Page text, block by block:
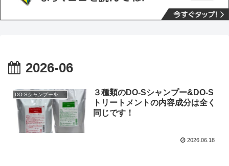
2026-06
３種類のDO-Sシャンプー&DO-S
トリートメントの内容成分は全く
同じです！
2026.06.18